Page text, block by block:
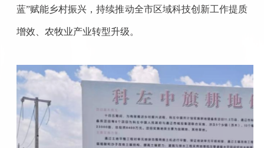
蓝”赋能乡村振兴，持续推动全市区域科技创新工作提质
增效、农牧业产业转型升级。